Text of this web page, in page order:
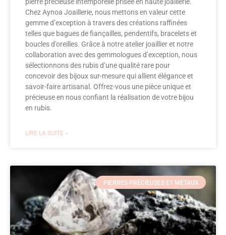
Chez Aynoa Joaillerie, nous mettons en valeur cette
gemme d’exception à travers des créations raffinées
telles que bagues de fiançailles, pendentifs, bracelets et
boucles d’oreilles. Grâce à notre atelier joaillier et notre
collaboration avec des gemmologues d’exception, nous
sélectionnons des rubis d’une qualité rare pour
concevoir des bijoux sur-mesure qui allient élégance et
savoir-faire artisanal. Offrez-vous une pièce unique et
précieuse en nous confiant la réalisation de votre bijou
en rubis.
LIRE LA SUITE »
PIERRES PRÉCIEUSES ET MÉTAUX